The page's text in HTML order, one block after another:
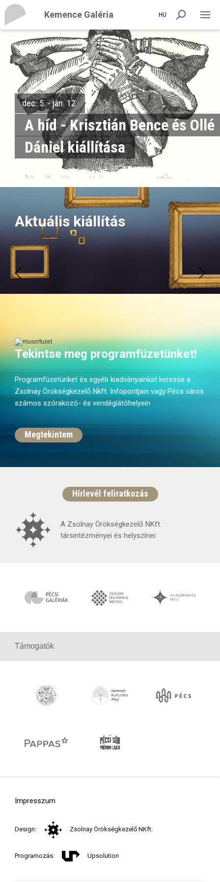
Kemence Galéria HU
dec. 5. - jan. 12.
A híd - Krisztián Bence és Ollé
Dániel kiállítása
Aktuális kiállítás
Tekintse meg programfüzetünket!
Programfüzetünket és egyéb kiadványainkat keresse a
Zsolnay Örökségkezelő Nkft. Infopontjain vagy Pécs város
számos szórakozó- és vendéglátóhelyein
Megtekintem
Hírlevél feliratkozás
A Zsolnay Örökségkezelő NKft.
társintézményei és helyszínei:
Támogatók
Impresszum
Design: Zsolnay Örökségkezelő NKft.
Programozás: Upsolution